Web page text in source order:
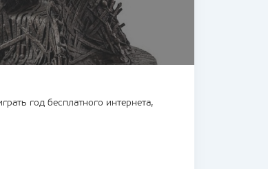
год бесплатного интернета,